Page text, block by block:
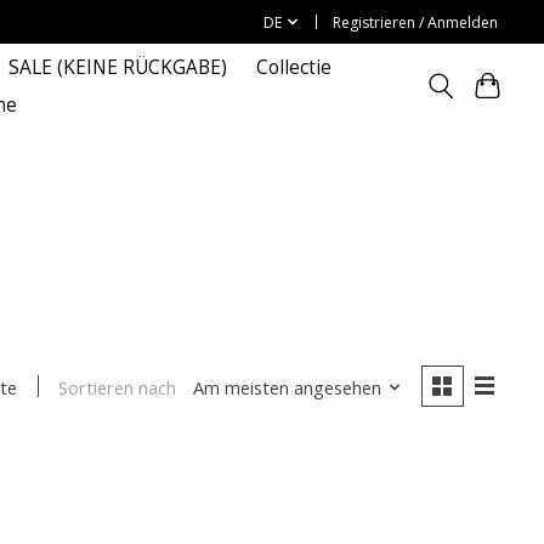
DE Registrieren / Anmelden
SALE (KEINE RÜCKGABE)
Collectie
Sortieren nach Am meisten angesehen